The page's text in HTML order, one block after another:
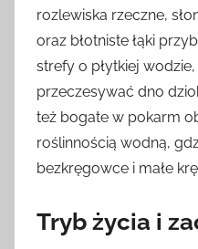
rozlewiska rzeczne,
oraz błotniste łąki
strefy o płytkiej
przeczesywać dno
też bogate w pokarm
roślinnością wodną,
bezkręgowce i małe
Tryb życia i